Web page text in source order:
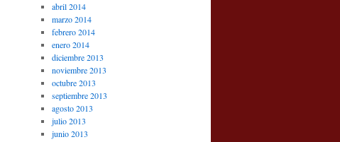
abril 2014
marzo 2014
febrero 2014
enero 2014
diciembre 2013
noviembre 2013
octubre 2013
septiembre 2013
agosto 2013
julio 2013
junio 2013